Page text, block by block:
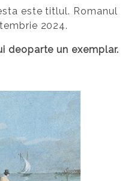
este titlul. Romanul
2024.
deoparte un exemplar.